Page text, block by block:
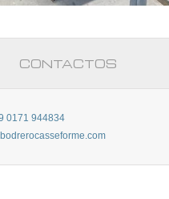
CONTACTOS
0171 944834